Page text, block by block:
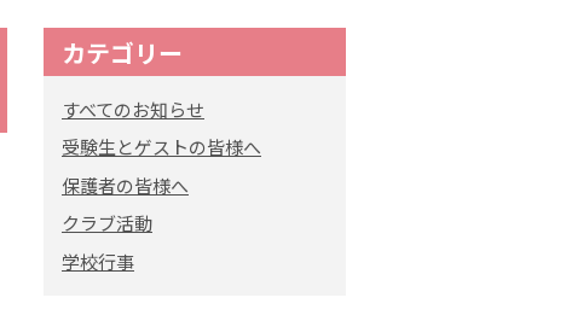
カテゴリー
すべてのお知らせ
受験生とゲストの皆様へ
保護者の皆様へ
クラブ活動
学校行事